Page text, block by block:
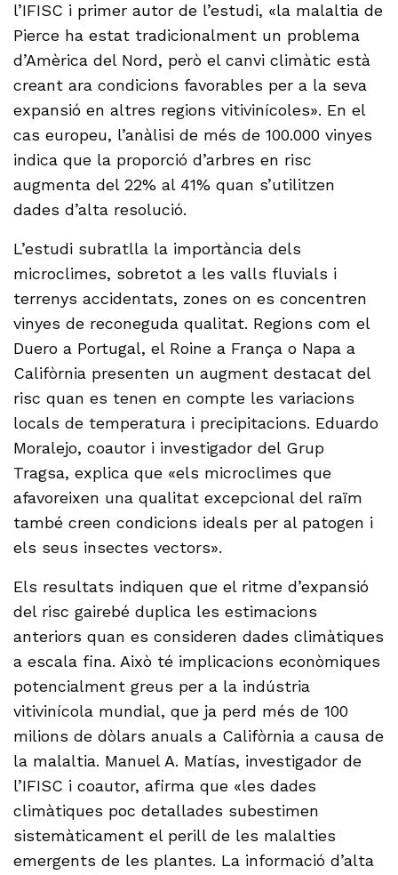
l’IFISC i primer autor de l’estudi, «la malaltia de
Pierce ha estat tradicionalment un problema
d’Amèrica del Nord, però el canvi climàtic està
creant ara condicions favorables per a la seva
expansió en altres regions vitivinícoles». En el
cas europeu, l’anàlisi de més de 100.000 vinyes
indica que la proporció d’arbres en risc
augmenta del 22% al 41% quan s’utilitzen
dades d’alta resolució.
L’estudi subratlla la importància dels
microclimes, sobretot a les valls fluvials i
terrenys accidentats, zones on es concentren
vinyes de reconeguda qualitat. Regions com el
Duero a Portugal, el Roine a França o Napa a
Califòrnia presenten un augment destacat del
risc quan es tenen en compte les variacions
locals de temperatura i precipitacions. Eduardo
Moralejo, coautor i investigador del Grup
Tragsa, explica que «els microclimes que
afavoreixen una qualitat excepcional del raïm
també creen condicions ideals per al patogen i
els seus insectes vectors».
Els resultats indiquen que el ritme d’expansió
del risc gairebé duplica les estimacions
anteriors quan es consideren dades climàtiques
a escala fina. Això té implicacions econòmiques
potencialment greus per a la indústria
vitivinícola mundial, que ja perd més de 100
milions de dòlars anuals a Califòrnia a causa de
la malaltia. Manuel A. Matías, investigador de
l’IFISC i coautor, afirma que «les dades
climàtiques poc detallades subestimen
sistemàticament el perill de les malalties
emergents de les plantes. La informació d’alta